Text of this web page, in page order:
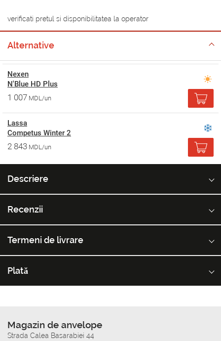
verificati pretul si disponibilitatea la operator
Alternative
Nexen
N'Blue HD Plus
1 007 MDL/un
Lassa
Competus Winter 2
2 843 MDL/un
Descriere
Recenzii
Termeni de livrare
Plată
Magazin de anvelope
Strada Calea Basarabiei 44